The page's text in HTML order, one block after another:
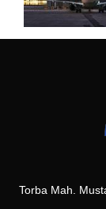
Torba Mah.